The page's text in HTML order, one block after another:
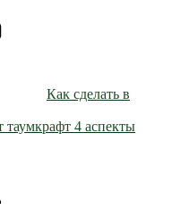
Как сделать в
4 аспекты